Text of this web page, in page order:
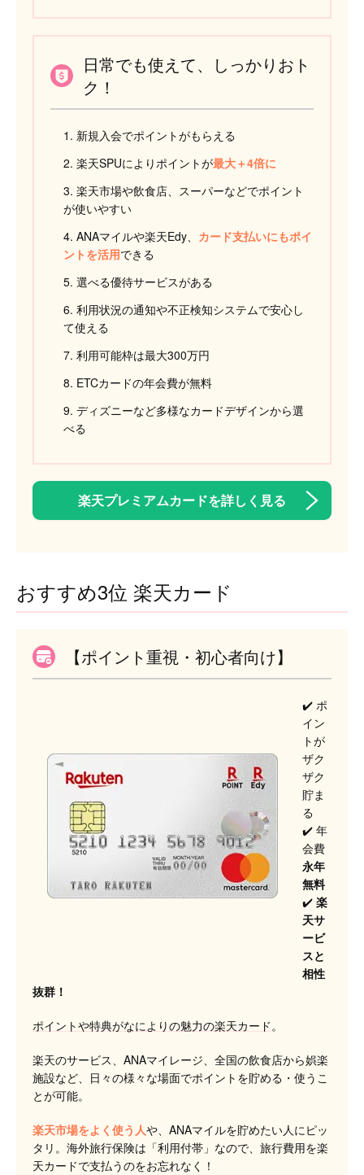
日常でも使えて、しっかりおト
ク！
新規入会でポイントがもらえる
楽天SPUによりポイントが最大＋4倍に
楽天市場や飲食店、スーパーなどでポイント
が使いやすい
ANAマイルや楽天Edy、 カード支払いにもポイ
ントを活用できる
選べる優待サービスがある
利用状況の通知や不正検知システムで安心し
て使える
利用可能枠は最大300万円
ETCカードの年会費が無料
ディズニーなど多様なカードデザインから選
べる
楽天プレミアムカードを詳しく見る
おすすめ3位 楽天カード
【ポイント重視・初心者向け】
✔️ ポ
イン
トが
ザク
ザク
貯ま
る
✔️ 年
会費
永年
無料
✔️ 楽
天サ
ービ
スと
相性
抜群！
ポイントや特典がなによりの魅力の楽天カード 。
楽天のサービス、ANAマイレージ、全国の飲食店から娯楽
施設など、日々の様々な場面でポイントを貯める・使うこ
とが可能。
楽天市場をよく使う人や、ANAマイルを貯めたい人にピッ
タリ。海外旅行保険は「利用付帯」なので、旅行費用を楽
天カードで支払うのをお忘れなく！